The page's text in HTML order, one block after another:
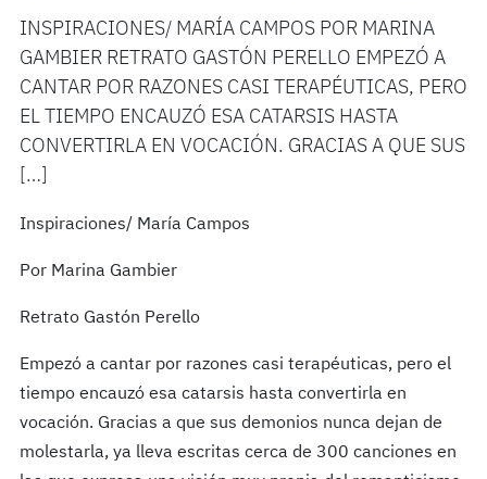
INSPIRACIONES/ MARÍA CAMPOS POR MARINA
GAMBIER RETRATO GASTÓN PERELLO EMPEZÓ A
CANTAR POR RAZONES CASI TERAPÉUTICAS, PERO
EL TIEMPO ENCAUZÓ ESA CATARSIS HASTA
CONVERTIRLA EN VOCACIÓN. GRACIAS A QUE SUS
[…]
Inspiraciones/ María Campos
Por Marina Gambier
Retrato Gastón Perello
Empezó a cantar por razones casi terapéuticas, pero el
tiempo encauzó esa catarsis hasta convertirla en
vocación. Gracias a que sus demonios nunca dejan de
molestarla, ya lleva escritas cerca de 300 canciones en